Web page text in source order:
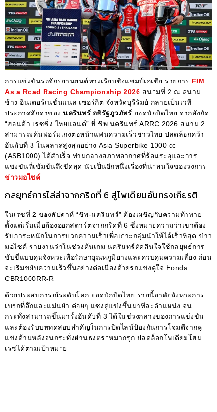
การแข่งขันรถจักรยานยนต์ทางเรียบชิงแชมป์เอเชีย รายการ FIM
Asia Road Racing Championship 2026 สนามที่ 2 ณ สนาม
ช้าง อินเตอร์เนชั่นแนล เซอร์กิต จังหวัดบุรีรัมย์ กลายเป็นเวที
ประกาศศักดาของ นครินทร์ อธิรัฐภูวภัทร์ ยอดนักบิดไทย จากสังกัด
“ฮอนด้า เรซซิ่ง ไทยแลนด์” ที่ ชิพ นครินทร์ ARRC 2026 สนาม 2
สามารถเค้นฟอร์มเก่งต่อหน้าแฟนความเร็วชาวไทย ปลดล็อกคว้า
อันดับที่ 3 ในคลาสสูงสุดอย่าง Asia Superbike 1000 cc
(ASB1000) ได้สำเร็จ ท่ามกลางสภาพอากาศที่ร้อนระอุและการ
แข่งขันที่เข้มข้นถึงขีดสุด นับเป็นอีกหนึ่งเรื่องที่น่าสนใจของวงการ
ข่าวมอไซค์
กลยุทธ์การไล่ล่าจากกริดที่ 6 สู่โพเดียมอันทรงเกียรติ
ในเรซที่ 2 ของสัปดาห์ “ชิพ-นครินทร์” ต้องเผชิญกับความท้าทาย
ตั้งแต่เริ่มเมื่อต้องออกสตาร์ตจากกริดที่ 6 ซึ่งหมายความว่าเขาต้อง
รับภาระหนักในการบวกความเร็วเพื่อเกาะกลุ่มนำให้ได้เร็วที่สุด ข่าว
มอไซค์ รายงานว่าในช่วงต้นเกม นครินทร์ตัดสินใจใช้กลยุทธ์การ
ขับขี่แบบคุมจังหวะเพื่อรักษาอุณหภูมิยางและควบคุมความเสี่ยง ก่อน
จะเริ่มขยับความเร็วขึ้นอย่างต่อเนื่องด้วยรถแข่งคู่ใจ Honda
CBR1000RR-R
ด้วยประสบการณ์ระดับโลก ยอดนักบิดไทย รายนี้อาศัยจังหวะการ
เบรกที่ลึกและแม่นยำ ค่อยๆ แซงคู่แข่งขึ้นมาทีละตำแหน่ง จน
กระทั่งสามารถขึ้นมารั้งอันดับที่ 3 ได้ในช่วงกลางของการแข่งขัน
และต้องรับบททดสอบสำคัญในการปิดไลน์ป้องกันการโจมตีจากคู่
แข่งด้านหลังจนกระทั่งผ่านธงตราหมากรุก ปลดล็อกโพเดียมโฮม
เรซได้ตามเป้าหมาย